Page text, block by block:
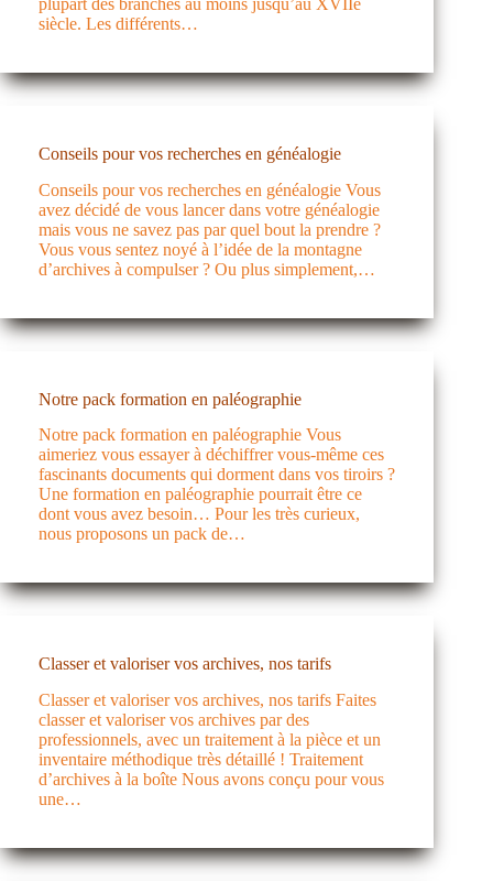
siècle. Les différents…
Conseils pour vos recherches en généalogie
Conseils pour vos recherches en généalogie Vous
avez décidé de vous lancer dans votre généalogie
mais vous ne savez pas par quel bout la prendre ?
Vous vous sentez noyé à l’idée de la montagne
d’archives à compulser ? Ou plus simplement,…
Notre pack formation en paléographie
Notre pack formation en paléographie Vous
aimeriez vous essayer à déchiffrer vous-même ces
fascinants documents qui dorment dans vos tiroirs ?
Une formation en paléographie pourrait être ce
dont vous avez besoin… Pour les très curieux,
nous proposons un pack de…
Classer et valoriser vos archives, nos tarifs
Classer et valoriser vos archives, nos tarifs Faites
classer et valoriser vos archives par des
professionnels, avec un traitement à la pièce et un
inventaire méthodique très détaillé ! Traitement
d’archives à la boîte Nous avons conçu pour vous
une…